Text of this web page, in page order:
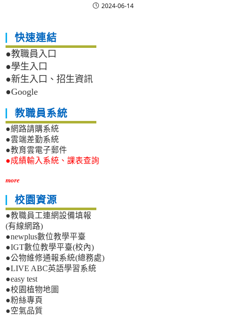
2024-06-14
快速連結
●教職員入口
●學生入口
●新生入口、招生資訊
●Google
教職員系統
●網路請購系統
●雲端差勤系統
●教育雲電子郵件
●成績輸入系統、課表查詢
more
校園資源
●教職員工連網設備填報
(有線網路)
●newplus數位教學平臺
●IGT數位教學平臺(校內)
●公物維修通報系統(總務處)
●LIVE ABC英語學習系統
●easy test
●校園植物地圖
●粉絲專頁
●空氣品質